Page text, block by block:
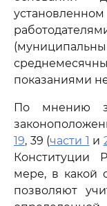
показаниями
По мнению
19, 39 (части 1 и
Конституции
мере, в какой
позволяют